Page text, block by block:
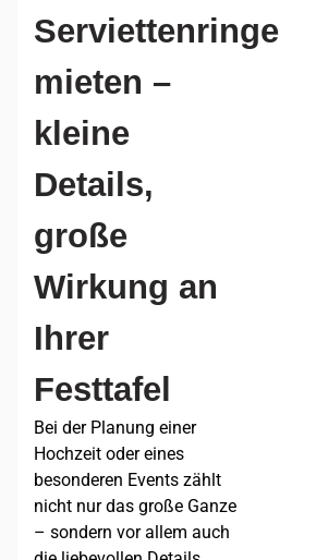
Serviettenringe
mieten –
kleine
Details,
große
Wirkung an
Ihrer
Festtafel
Bei der Planung einer
Hochzeit oder eines
besonderen Events zählt
nicht nur das große Ganze
– sondern vor allem auch